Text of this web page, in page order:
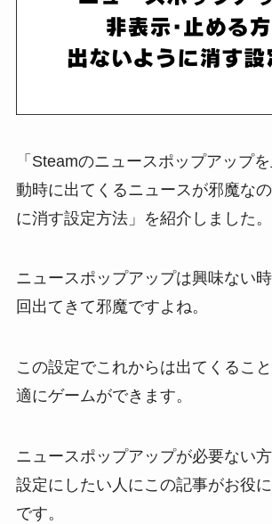
「Steamのニュースポップアップ
動時に出てくるニュースが邪魔な
に消す設定方法」を紹介しました。
ニュースポップアップは興味ない
回出てきて邪魔ですよね。
この設定でこれからは出てくるこ
適にゲームができます。
ニュースポップアップが必要ない
設定にしたい人にこの記事がお役
です。